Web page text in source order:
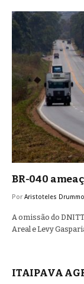
BR-040
Por Aristoteles
A omissão do
Areal e Levy
ITAIPAVA